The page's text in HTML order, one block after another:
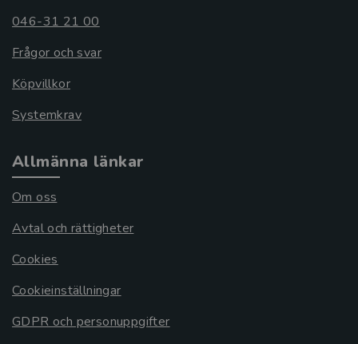
046-31 21 00
Frågor och svar
Köpvillkor
Systemkrav
Allmänna länkar
Om oss
Avtal och rättigheter
Cookies
Cookieinställningar
GDPR och personuppgifter